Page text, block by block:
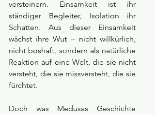
versteinern. Einsamkeit ist ihr
ständiger Begleiter, Isolation ihr
Schatten. Aus dieser Einsamkeit
wächst ihre Wut – nicht willkürlich,
nicht boshaft, sondern als natürliche
Reaktion auf eine Welt, die sie nicht
versteht, die sie missversteht, die sie
fürchtet.
Doch was Medusas Geschichte